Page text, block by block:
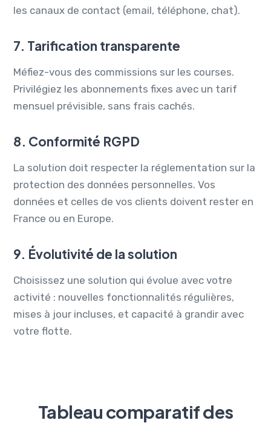
les canaux de contact (email, téléphone, chat).
7. Tarification transparente
Méfiez-vous des commissions sur les courses.
Privilégiez les abonnements fixes avec un tarif
mensuel prévisible, sans frais cachés.
8. Conformité RGPD
La solution doit respecter la réglementation sur la
protection des données personnelles. Vos
données et celles de vos clients doivent rester en
France ou en Europe.
9. Évolutivité de la solution
Choisissez une solution qui évolue avec votre
activité : nouvelles fonctionnalités régulières,
mises à jour incluses, et capacité à grandir avec
votre flotte.
Tableau comparatif des